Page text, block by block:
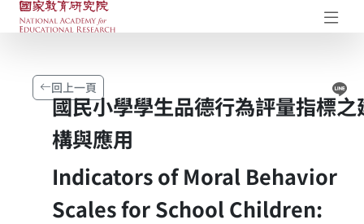
國家教育研究院-研究成果典藏庫
回上一頁
國民小學學生品德行為評量指標之
構與應用
Indicators of Moral Behavior
Scales for School Children: